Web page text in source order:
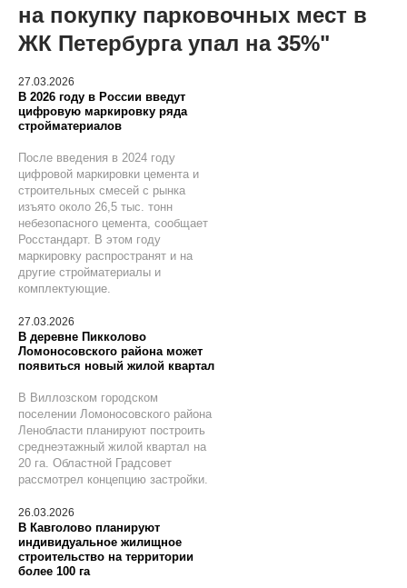
на покупку парковочных мест в
ЖК Петербурга упал на 35%"
27.03.2026
В 2026 году в России введут
цифровую маркировку ряда
стройматериалов
После введения в 2024 году
цифровой маркировки цемента и
строительных смесей с рынка
изъято около 26,5 тыс. тонн
небезопасного цемента, сообщает
Росстандарт. В этом году
маркировку распространят и на
другие стройматериалы и
комплектующие.
27.03.2026
В деревне Пикколово
Ломоносовского района может
появиться новый жилой квартал
В Виллозском городском
поселении Ломоносовского района
Ленобласти планируют построить
среднеэтажный жилой квартал на
20 га. Областной Градсовет
рассмотрел концепцию застройки.
26.03.2026
В Кавголово планируют
индивидуальное жилищное
строительство на территории
более 100 га